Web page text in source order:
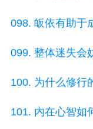
098. 皈依有助于
099. 整体迷失会
100. 为什么修行
101. 内在心智如